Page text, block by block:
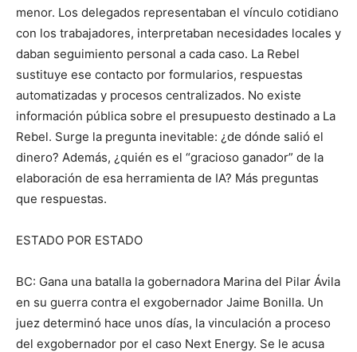
menor. Los delegados representaban el vínculo cotidiano
con los trabajadores, interpretaban necesidades locales y
daban seguimiento personal a cada caso. La Rebel
sustituye ese contacto por formularios, respuestas
automatizadas y procesos centralizados. No existe
información pública sobre el presupuesto destinado a La
Rebel. Surge la pregunta inevitable: ¿de dónde salió el
dinero? Además, ¿quién es el “gracioso ganador” de la
elaboración de esa herramienta de IA? Más preguntas
que respuestas.
ESTADO POR ESTADO
BC: Gana una batalla la gobernadora Marina del Pilar Ávila
en su guerra contra el exgobernador Jaime Bonilla. Un
juez determinó hace unos días, la vinculación a proceso
del exgobernador por el caso Next Energy. Se le acusa